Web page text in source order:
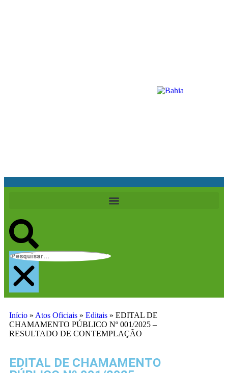
Início » Atos Oficiais » Editais » EDITAL DE
CHAMAMENTO PÚBLICO Nº 001/2025 –
RESULTADO DE CONTEMPLAÇÃO
EDITAL DE CHAMAMENTO